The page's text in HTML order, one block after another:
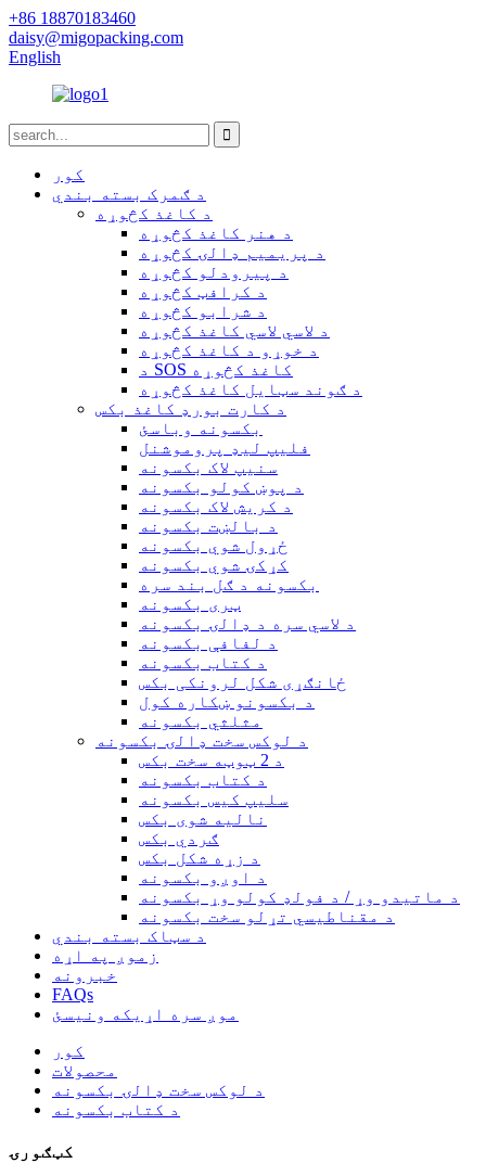
+86 18870183460
daisy@migopacking.com
English
کور
د ګمرک بسته بندي
د کاغذ کڅوړه
د هنر کاغذ کڅوړه
د پریمیم ډالۍ کڅوړه
د پیرودلو کڅوړه
د کرافټ کڅوړه
د شرابو کڅوړه
د لاسي لاسي کاغذ کڅوړه
د خوړو د کاغذ کڅوړه
د SOS کاغذ کڅوړه
د ګوند سټایل کاغذ کڅوړه
د کارت بورډ کاغذ بکس
بکسونه وباسئ
فلیپ لیډ پروموشنل
سنیپ لاک بکسونه
د پوښ کولو بکسونه
د کریش لاک بکسونه
د بالښت بکسونه
ځړول شوي بکسونه
کړکۍ شوي بکسونه
بکسونه د ګل بند سره
ټری بکسونه
د لاسي سره د ډالۍ بکسونه
د لفافې بکسونه
د کتاب بکسونه
ځانګړی شکل لرونکی بکس
د بکسونو ښکاره کول
مثلثي بکسونه
د لوکس سخت ډالۍ بکسونه
د 2 ټوټه سخت بکس
د کتاب بکسونه
سلیپ کیس بکسونه
نالیه شوی بکس
ګردي بکس
د زړه شکل بکس
د اوږو بکسونه
د ماتیدو وړ / د فولډ کولو وړ بکسونه
د مقناطیسي تړلو سخت بکسونه
د سټاک بسته بندي
زموږ په اړه
خبرونه
FAQs
موږ سره اړیکه ونیسئ
کور
محصولات
د لوکس سخت ډالۍ بکسونه
د کتاب بکسونه
کټګورۍ